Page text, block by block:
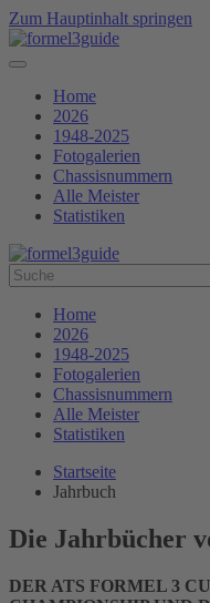
Zum Hauptinhalt springen
Home
2026
1948-2025
Fotogalerien
Chassisnummern
Alle Meister
Statistiken
Home
2026
1948-2025
Fotogalerien
Chassisnummern
Alle Meister
Statistiken
Startseite
Jahrbuch
Die Jahrbücher
DER ATS FORMEL 3